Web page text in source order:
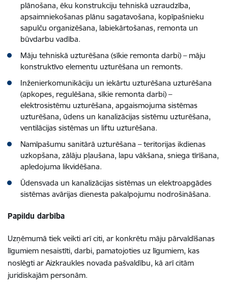
plānošana, ēku konstrukciju tehniskā uzraudzība,
apsaimniekošanas plānu sagatavošana, kopīpašnieku
sapulču organizēšana, labiekārtošanas, remonta un
būvdarbu vadība.
Māju tehniskā uzturēšana (sīkie remonta darbi) – māju
konstruktīvo elementu uzturēšana un remonts.
Inženierkomunikāciju un iekārtu uzturēšana uzturēšana
(apkopes, regulēšana, sīkie remonta darbi) –
elektrosistēmu uzturēšana, apgaismojuma sistēmas
uzturēšana, ūdens un kanalizācijas sistēmu uzturēšana,
ventilācijas sistēmas un liftu uzturēšana.
Namīpašumu sanitārā uzturēšana – teritorijas ikdienas
uzkopšana, zālāju pļaušana, lapu vākšana, sniega tīrīšana,
apledojuma likvidēšana.
Ūdensvada un kanalizācijas sistēmas un elektroapgādes
sistēmas avārijas dienesta pakalpojumu nodrošināšana.
Papildu darbība
Uzņēmumā tiek veikti arī citi, ar konkrētu māju pārvaldīšanas
līgumiem nesaistīti, darbi, pamatojoties uz līgumiem, kas
noslēgti ar Aizkraukles novada pašvaldību, kā arī citām
juridiskajām personām.